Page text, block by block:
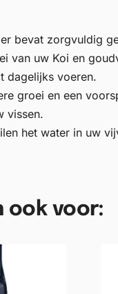
bevat zorgvuldig
van uw Koi en
dagelijks voeren.
groei en een
vissen.
het water in uw
ook voor: